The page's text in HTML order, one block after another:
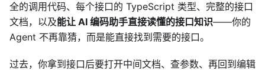
全的调用代码、每个接口的 TypeScript 类型、完整的接口
文档，以及能让 AI 编码助手直接读懂的接口知识——你的
Agent 不再靠猜，而是能直接找到需要的接口。
过去，你拿到接口后要打开中间文档、查参数、再回到编辑